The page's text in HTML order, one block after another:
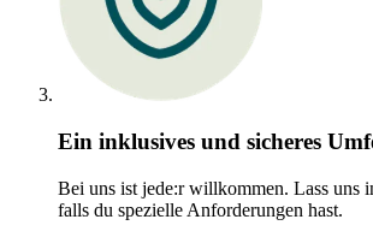
Ein inklusives und sicheres
Bei uns ist jede:r willkommen. Lass uns
falls du spezielle Anforderungen hast.